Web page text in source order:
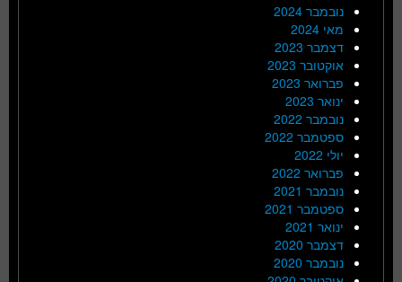
נובמבר 2024
מאי 2024
דצמבר 2023
אוקטובר 2023
פברואר 2023
ינואר 2023
נובמבר 2022
ספטמבר 2022
יולי 2022
פברואר 2022
נובמבר 2021
ספטמבר 2021
ינואר 2021
דצמבר 2020
נובמבר 2020